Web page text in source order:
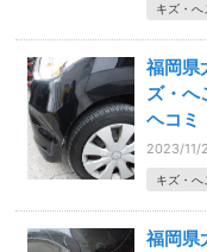
キズ・へ
福岡県
ズ・
ヘコ
2023/11/
キズ・へ
福岡県